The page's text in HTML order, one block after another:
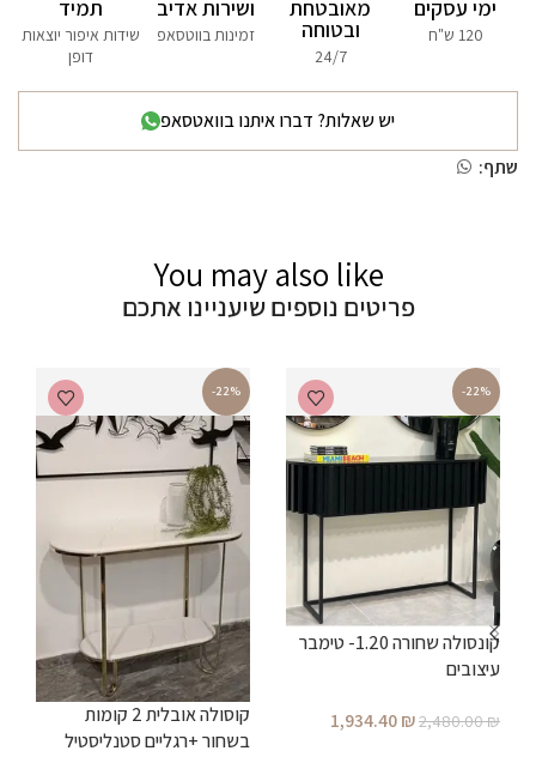
ימי עסקים
120 ש"ח
מאובטחת
ובטוחה
24/7
ושירות אדיב
זמינות בווטסאפ
תמיד
שידות איפור יוצאות
דופן
יש שאלות? דברו איתנו בוואטסאפ
שתף:
You may also like
פריטים נוספים שיעניינו אתכם
-22%
קונסולה שחורה 1.20- טימבר
עיצובים
2,480.00₪
1,934.40₪
-22%
קוסולה אובלית 2 קומות
בשחור +רגליים סטנליסטיל